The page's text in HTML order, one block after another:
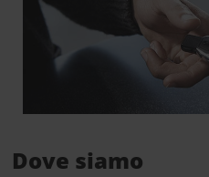
Dove siamo